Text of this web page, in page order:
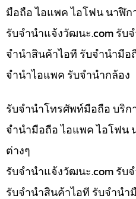
มือถือ ไอแพค ไอโฟน นาฬิก
รับจํานําแจ้งวัฒนะ.com รับ
จำนำสินค้าไอที รับจำนำมื
จำนำไอแพค รับจำนำกล้อง
รับจำนำโทรศัพท์มือถือ บริก
จำนำมือถือ ไอแพค ไอโฟน
ต่างๆ
รับจํานําแจ้งวัฒนะ.com รับ
รับจำนำสินค้าไอที รับจำน